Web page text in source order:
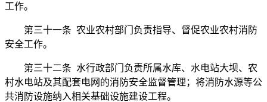
工作。
第三十一条 农业农村部门负责指导、督促农业农村消防
安全工作。
第三十二条 水行政部门负责所属水库、水电站大坝、农
村水电站及其配套电网的消防安全监督管理；将消防水源等公
共消防设施纳入相关基础设施建设工程。